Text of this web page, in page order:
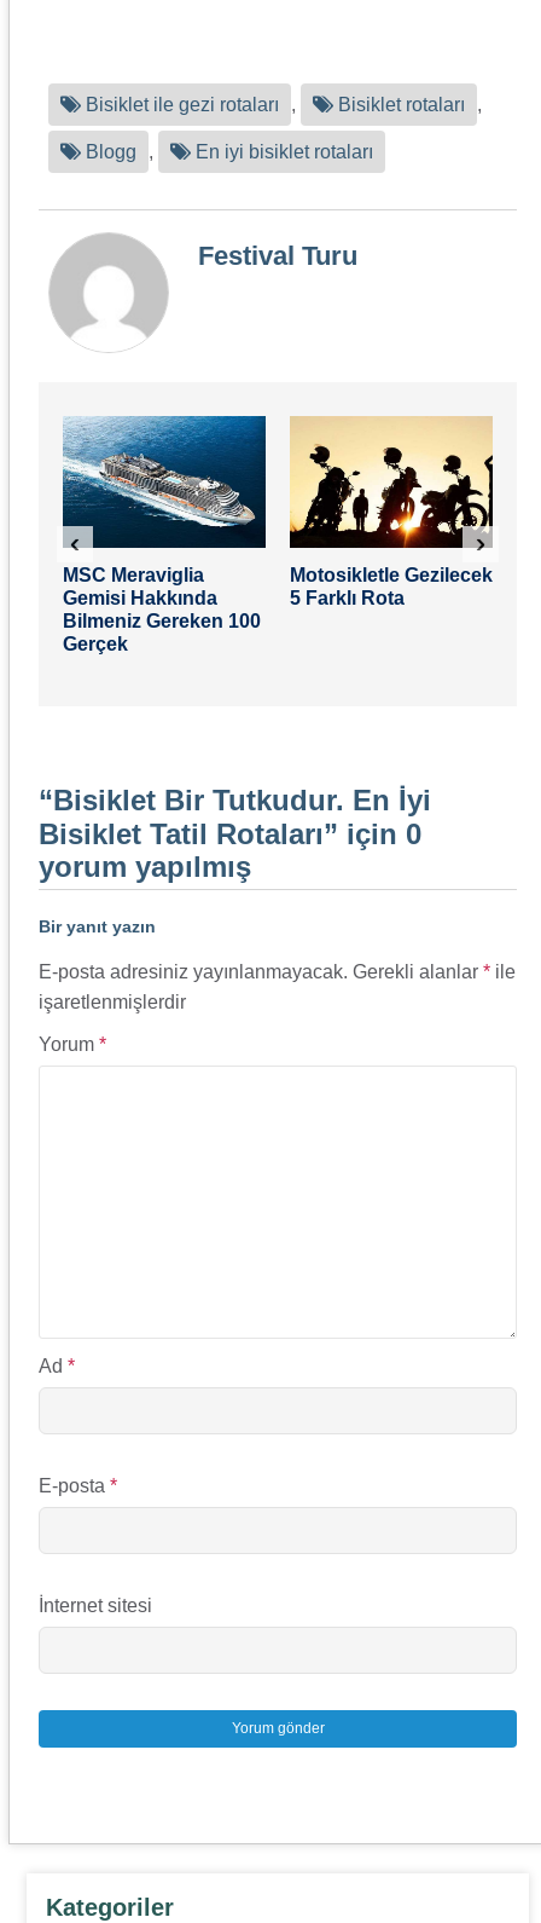
Bisiklet ile gezi rotaları , Bisiklet rotaları ,
Blogg , En iyi bisiklet rotaları
Festival Turu
MSC Meraviglia
Gemisi Hakkında
Bilmeniz Gereken 100
Gerçek
Motosikletle Gezilecek
5 Farklı Rota
‹ ›
“Bisiklet Bir Tutkudur. En İyi
Bisiklet Tatil Rotaları” için 0
yorum yapılmış
Bir yanıt yazın
E-posta adresiniz yayınlanmayacak. Gerekli alanlar * ile
işaretlenmişlerdir
Yorum *
Ad *
E-posta *
İnternet sitesi
Kategoriler